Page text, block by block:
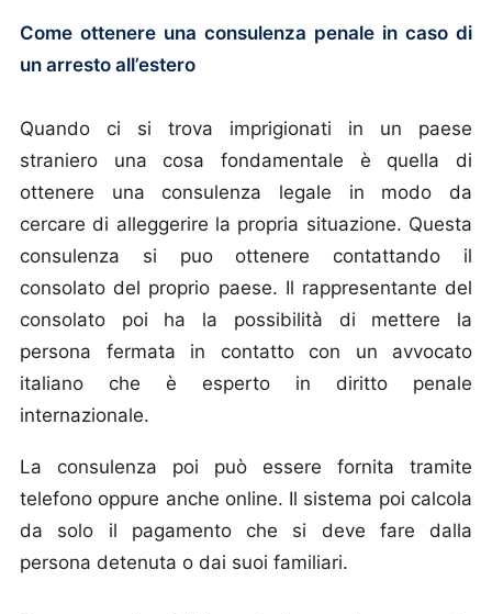
Come ottenere una consulenza penale in caso di
un arresto all’estero
Quando ci si trova imprigionati in un paese
straniero una cosa fondamentale è quella di
ottenere una consulenza legale in modo da
cercare di alleggerire la propria situazione. Questa
consulenza si puo ottenere contattando il
consolato del proprio paese. Il rappresentante del
consolato poi ha la possibilità di mettere la
persona fermata in contatto con un avvocato
italiano che è esperto in diritto penale
internazionale.
La consulenza poi può essere fornita tramite
telefono oppure anche online. Il sistema poi calcola
da solo il pagamento che si deve fare dalla
persona detenuta o dai suoi familiari.